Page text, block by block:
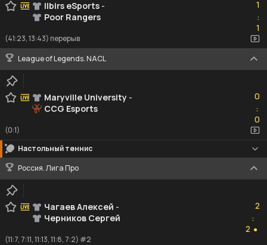
Ilbirs eSports -
Poor Rangers
1
:1
1
(41:23, 13:43) перерыв
League of Legends. NACL
Maryville University -
CCG Esports
0
:0
0
(0:1)
Настольный теннис
Россия. Лига Про
Чагаев Алексей -
Черников Сергей
2
:
2 ●
(11:7, 7:11, 11:13, 11:8, 7:2) #2